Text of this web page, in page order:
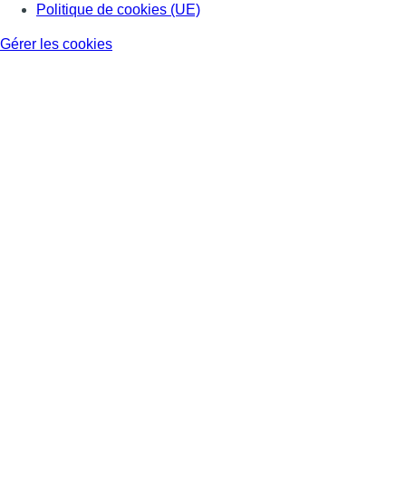
Politique de cookies (UE)
Gérer les cookies